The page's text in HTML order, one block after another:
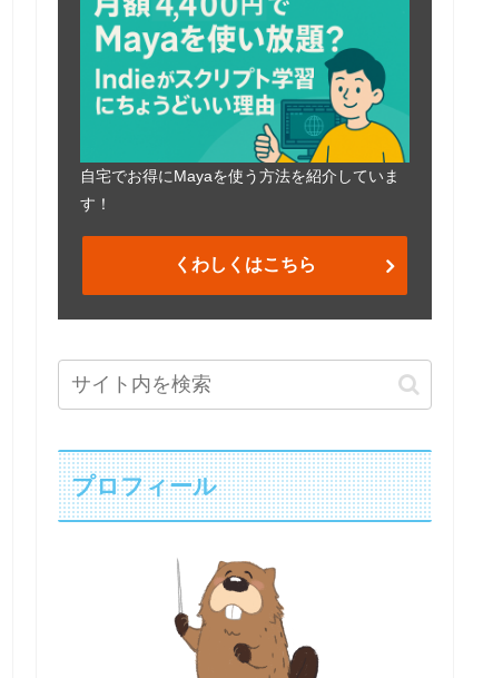
自宅でお得にMayaを使う方法を紹介していま
す！
くわしくはこちら
プロフィール